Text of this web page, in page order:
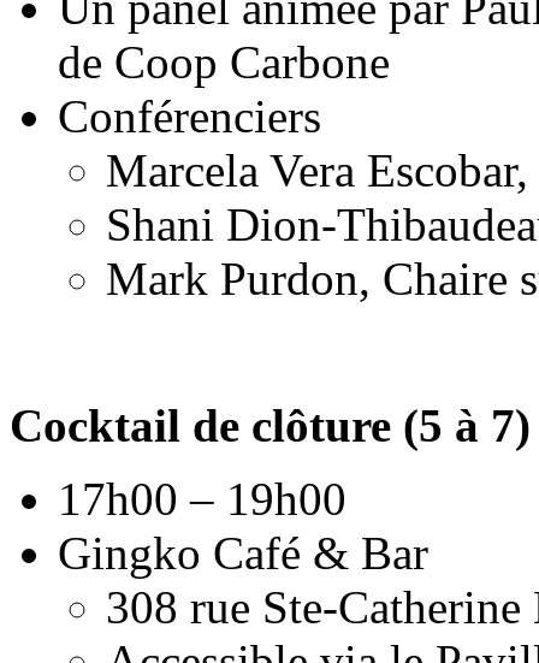
de Coop Carbone
Conférenciers
Marcela Vera
Shani Dion-
Mark Purdon, Chaire
Cocktail de clôture (5 à 7)
17h00 – 19h00
Gingko Café & Bar
308 rue Ste-Catherine